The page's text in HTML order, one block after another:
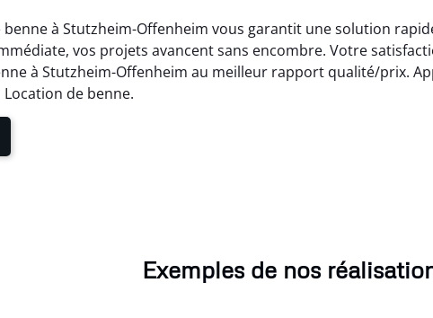
à Stutzheim-Offenheim vous garantit une solution
vos projets avancent sans encombre. Votre
à Stutzheim-Offenheim au meilleur rapport qualité/prix.
de benne.
Exemples de nos